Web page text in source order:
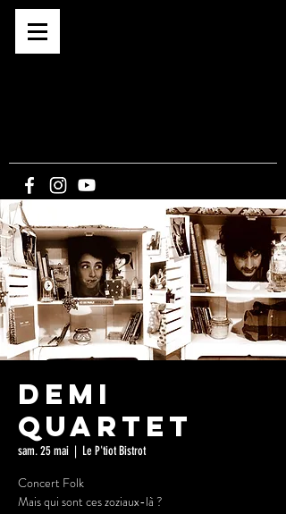
Demi
Quartet
sam. 25 mai
  |
Le P'tiot Bistrot
Concert Folk
Mais qui sont ces zoziaux-là ?